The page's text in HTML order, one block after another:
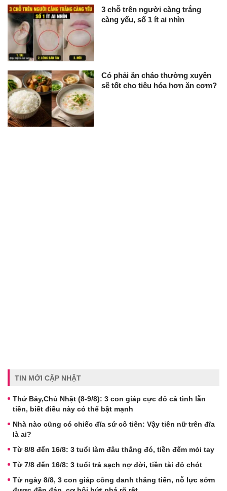
3 chỗ trên người càng trắng
càng yếu, số 1 ít ai nhìn
Có phải ăn cháo thường xuyên
sẽ tốt cho tiêu hóa hơn ăn cơm?
TIN MỚI CẬP NHẬT
Thứ Bảy,Chủ Nhật (8-9/8): 3 con giáp cực đỏ cả tình lẫn
tiền, biết điều này có thể bật mạnh
Nhà nào cũng có chiếc đĩa sứ cô tiên: Vậy tiên nữ trên đĩa
là ai?
Từ 8/8 đến 16/8: 3 tuổi làm đâu thắng đó, tiền đếm mỏi tay
Từ 7/8 đến 16/8: 3 tuổi trả sạch nợ đời, tiền tài đỏ chót
Từ ngày 8/8, 3 con giáp công danh thăng tiến, nỗ lực sớm